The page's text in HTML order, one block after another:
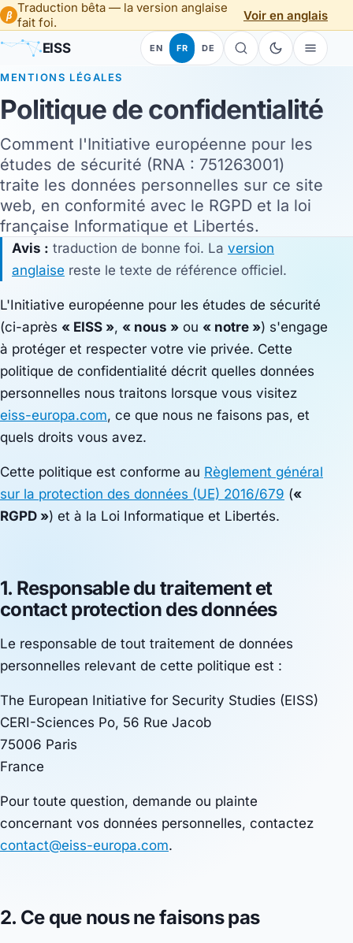
β Traduction bêta — la version anglaise
fait foi.
Voir en anglais
EISS EN FR DE
MENTIONS LÉGALES
Politique de confidentialité
Comment l'Initiative européenne pour les
études de sécurité (RNA : 751263001)
traite les données personnelles sur ce site
web, en conformité avec le RGPD et la loi
française Informatique et Libertés.
Avis : traduction de bonne foi. La version
anglaise reste le texte de référence officiel.
L'Initiative européenne pour les études de sécurité
(ci-après « EISS », « nous » ou « notre ») s'engage
à protéger et respecter votre vie privée. Cette
politique de confidentialité décrit quelles données
personnelles nous traitons lorsque vous visitez
eiss-europa.com, ce que nous ne faisons pas, et
quels droits vous avez.
Cette politique est conforme au Règlement général
sur la protection des données (UE) 2016/679 («
RGPD ») et à la Loi Informatique et Libertés.
1. Responsable du traitement et
contact protection des données
Le responsable de tout traitement de données
personnelles relevant de cette politique est :
The European Initiative for Security Studies (EISS)
CERI-Sciences Po, 56 Rue Jacob
75006 Paris
France
Pour toute question, demande ou plainte
concernant vos données personnelles, contactez
contact@eiss-europa.com.
2. Ce que nousne faisons pas